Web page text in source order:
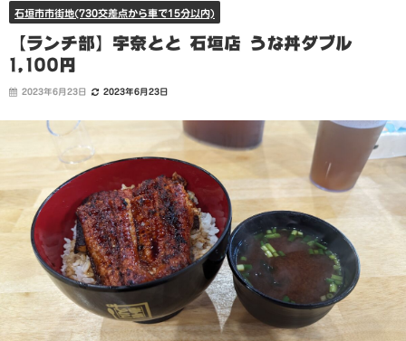
石垣市市街地(730交差点から車で15分以内)
【ランチ部】宇奈とと 石垣店 うな丼ダブル
1,100円
2023年6月23日 2023年6月23日